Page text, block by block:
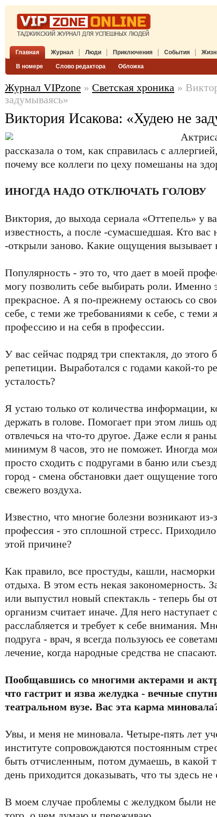
Главная Журнал
В номере Слово редактора Обложка
Люди Приключения События
Журнал VIPzone » Светская хроника »
задумываясь»
Виктория Исакова: «Худею не
рассказала о том, как справилась с
почему все коллеги по цеху помешаны на
ИНОГДА НАДО ОТКЛЮЧАТЬ ГОЛОВУ
Виктория, до выхода сериала «Оттепель» у
известность, а после -сумасшедшая. Кто вас
-открыли заново. Какие ощущения вызывает
Популярность - это то, что дает в моей
могу позволить себе выбирать роли. Именно
прекрасное. А я по-прежнему остаюсь со
себе, с теми же требованиями к себе, с теми
профессию и на себя в профессии.
У вас сейчас подряд три спектакля, до
репетиции. Выработался с годами какой-то
усталость?
Я устаю только от количества информации,
держать в голове. Помогает при этом лишь
отвлечься на что-то другое. Даже если я
минимум 8 часов, это не поможет. Иногда
просто сходить с подругами в баню или
город - смена обстановки дает ощущение
свежего воздуха.
Известно, что многие болезни возникают из-
профессия - это сплошной стресс.
этой причине?
Как правило, все простуды, кашли,
отдыха. В этом есть некая закономерность.
или выпустил новый спектакль - теперь бы
организм считает иначе. Для него
расслабляется и требует к себе внимания.
подруга - врач, я всегда пользуюсь ее
лечение, когда народные средства не спасают.
Пообщавшись со многими актерами и
что гастрит и язва желудка - вечные
театральном вузе. Вас эта карма
Увы, и меня не миновала. Четыре-пять лет
институте сопровождаются постоянным
быть отчисленным, потом думаешь, в какой
день приходится доказывать, что ты здесь не
В моем случае проблемы с желудком были не